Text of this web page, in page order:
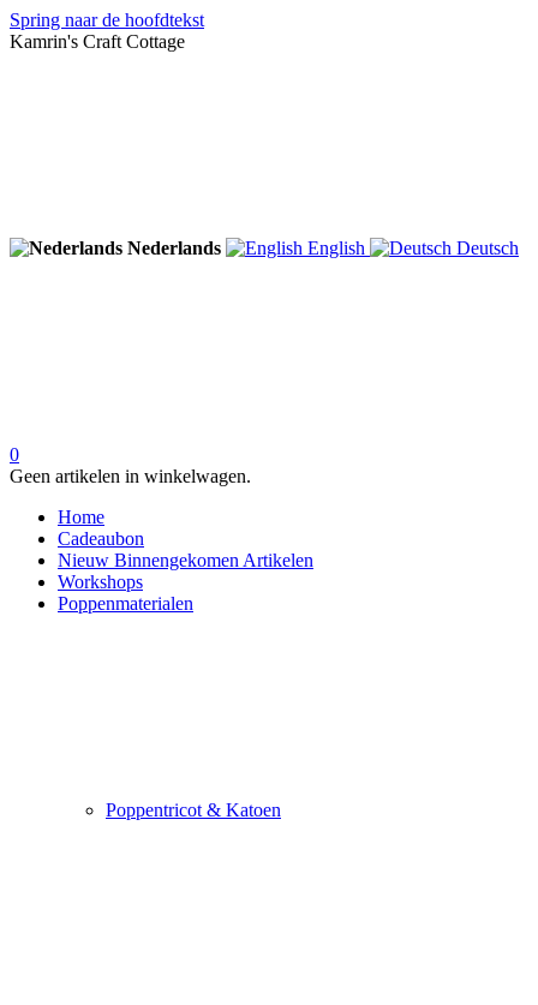
Spring naar de hoofdtekst
Kamrin's Craft Cottage
Nederlands English Deutsch
0
Geen artikelen in winkelwagen.
Home
Cadeaubon
Nieuw Binnengekomen Artikelen
Workshops
Poppenmaterialen
Poppentricot & Katoen